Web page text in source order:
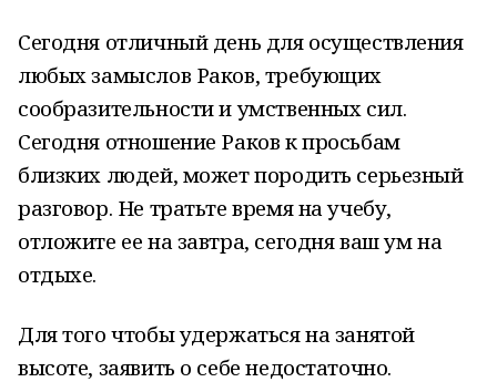
Сегодня отличный день для осуществления
любых замыслов Раков, требующих
сообразительности и умственных сил.
Сегодня отношение Раков к просьбам
близких людей, может породить серьезный
разговор. Не тратьте время на учебу,
отложите ее на завтра, сегодня ваш ум на
отдыхе.
Для того чтобы удержаться на занятой
высоте, заявить о себе недостаточно.